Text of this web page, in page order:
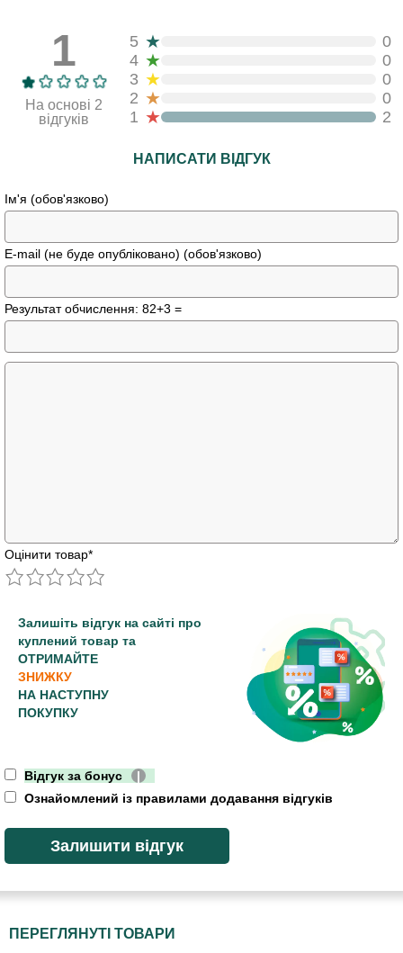
1
На основі 2
відгуків
5 ★
0
4 ★
0
3 ★
0
2 ★
0
1 ★ 2
НАПИСАТИ ВІДГУК
Ім'я (обов'язково)
E-mail (не буде опубліковано) (обов'язково)
Результат обчислення: 82+3 =
Оцінити товар*
Залишіть відгук на сайті про
куплений товар та
ОТРИМАЙТЕ
ЗНИЖКУ
НА НАСТУПНУ
ПОКУПКУ
Відгук за бонус
|
Ознайомлений із правилами додавання відгуків
ПЕРЕГЛЯНУТІ ТОВАРИ